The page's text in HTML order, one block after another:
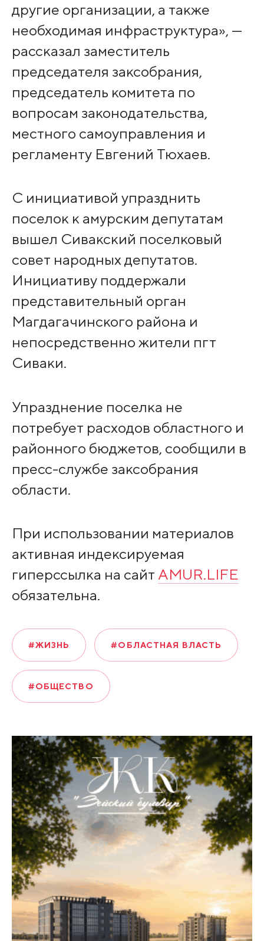
другие организации, а также
необходимая инфраструктура», —
рассказал заместитель
председателя заксобрания,
председатель комитета по
вопросам законодательства,
местного самоуправления и
регламенту Евгений Тюхаев.
С инициативой упразднить
поселок к амурским депутатам
вышел Сивакский поселковый
совет народных депутатов.
Инициативу поддержали
представительный орган
Магдагачинского района и
непосредственно жители пгт
Сиваки.
Упразднение поселка не
потребует расходов областного и
районного бюджетов, сообщили в
пресс-службе заксобрания
области.
При использовании материалов
активная индексируемая
гиперссылка на сайт AMUR.LIFE
обязательна.
#ЖИЗНЬ #ОБЛАСТНАЯ ВЛАСТЬ
#ОБЩЕСТВО